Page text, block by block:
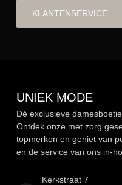
KLANTENSERVICE
UNIEK MODE
Dé exclusieve
Ontdek onze met zorg
topmerken en geniet van
en de service van ons in-
Kerkstraat 7